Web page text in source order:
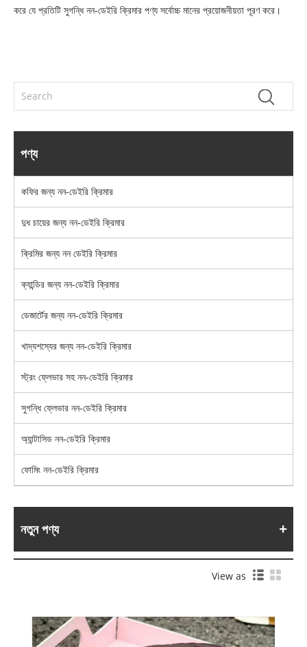
করে যে প্রতিটি সুগন্ধি নন-ডেইরি ক্রিমার পণ্য সর্বোচ্চ মানের প্রয়োজনীয়তা পূরণ করে।
পণ্য
কফির জন্য নন-ডেইরি ক্রিমার
দুধ চায়ের জন্য নন-ডেইরি ক্রিমার
ক্রিমির জন্য নন ডেইরি ক্রিমার
ক্যান্ডির জন্য নন-ডেইরি ক্রিমার
ডেজার্টের জন্য নন-ডেইরি ক্রিমার
খাদ্যশস্যের জন্য নন-ডেইরি ক্রিমার
স্ট্রং ফ্লেভার সহ নন-ডেইরি ক্রিমার
সুগন্ধি ফ্লেভার নন-ডেইরি ক্রিমার
অ্যান্টাসিড নন-ডেইরি ক্রিমার
ফোমিং নন-ডেইরি ক্রিমার
নতুন পণ্য
View as